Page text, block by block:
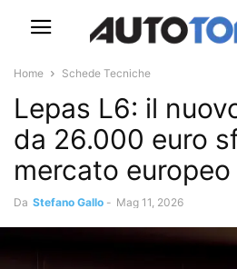
Home Schede Tecniche
Lepas L6: il
da 26.000 euro
mercato europeo
Da Stefano Gallo - Mag 11, 2026